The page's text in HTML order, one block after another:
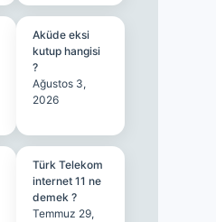
Aküde eksi
kutup hangisi
?
Ağustos 3,
2026
Türk Telekom
internet 11 ne
demek ?
Temmuz 29,